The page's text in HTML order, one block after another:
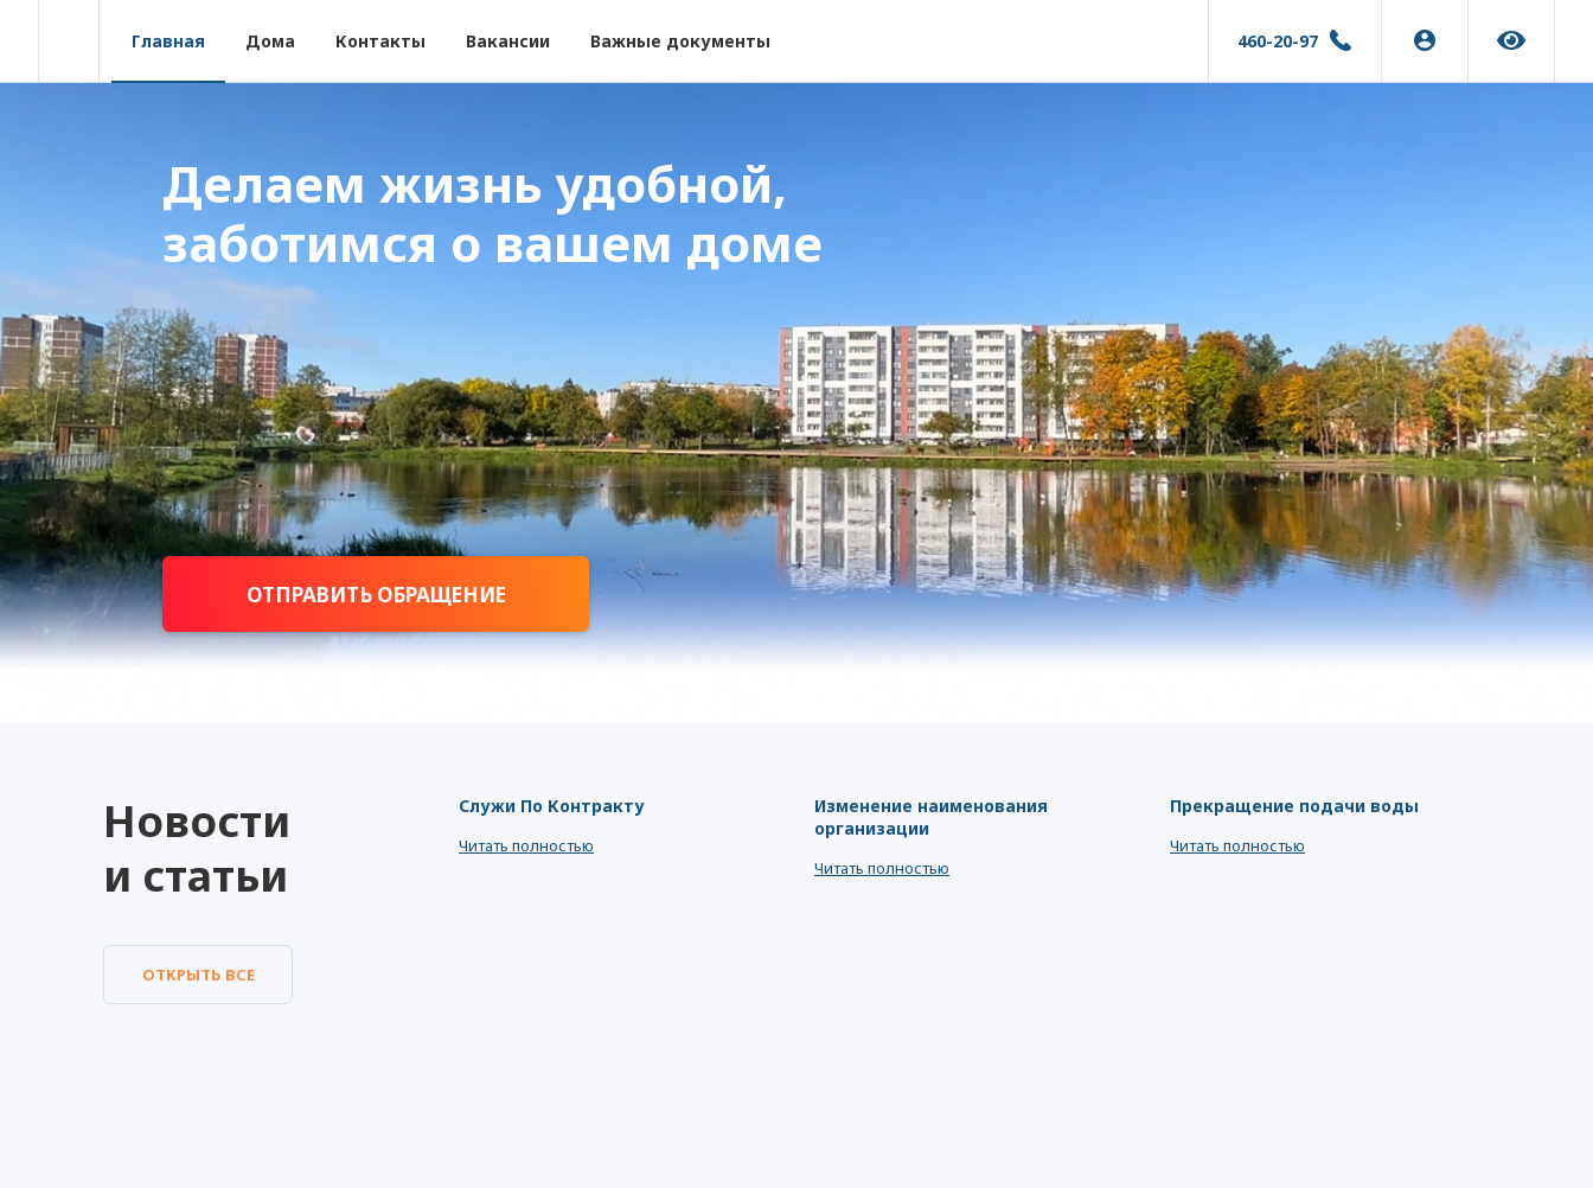
Главная Дома Контакты Вакансии Важные документы 460-20-97
Делаем жизнь удобной,
заботимся о вашем доме
ОТПРАВИТЬ ОБРАЩЕНИЕ
Новости
и статьи
ОТКРЫТЬ ВСЕ
Служи По Контракту
Читать полностью
Изменение наименования
организации
Читать полностью
Прекращение подачи воды
Читать полностью